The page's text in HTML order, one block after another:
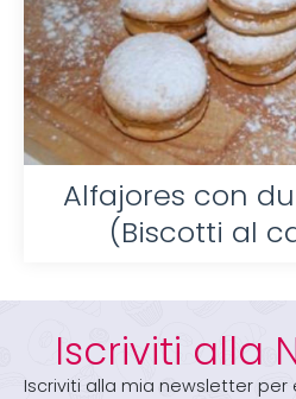
Alfajores con
(Biscotti al
Iscriviti alla
Iscriviti alla mia newsletter